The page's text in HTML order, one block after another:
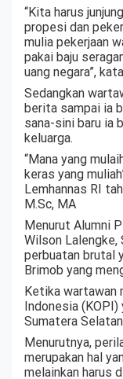
“Kita harus
propesi dan
mulia pekerjaan
pakai baju
uang negara”,
Sedangkan
berita sampai ia
sana-sini baru ia
keluarga.
“Mana yang
keras yang
Lemhannas RI
M.Sc, MA
Menurut Alumni
Wilson Lalengke,
perbuatan brutal
Brimob yang
Ketika wartawan
Indonesia
Sumatera
Menurutnya,
merupakan hal
melainkan harus